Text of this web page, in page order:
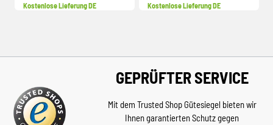
Kostenlose Lieferung DE
Kostenlose Lieferung DE
GEPRÜFTER SERVICE
Mit dem Trusted Shop Gütesiegel bieten wir
Ihnen garantierten Schutz gegen